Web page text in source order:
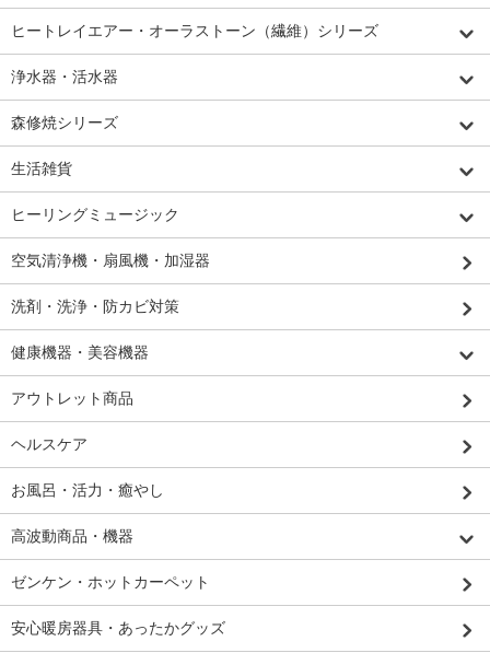
ヒートレイエアー・オーラストーン（繊維）シリーズ
浄水器・活水器
森修焼シリーズ
生活雑貨
ヒーリングミュージック
空気清浄機・扇風機・加湿器
洗剤・洗浄・防カビ対策
健康機器・美容機器
アウトレット商品
ヘルスケア
お風呂・活力・癒やし
高波動商品・機器
ゼンケン・ホットカーペット
安心暖房器具・あったかグッズ